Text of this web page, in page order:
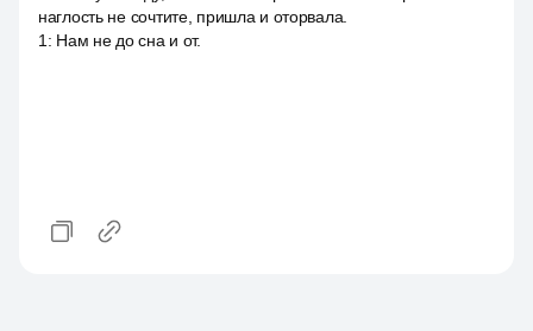
наглость не сочтите, пришла и оторвала.
1 : Нам не до сна и от.